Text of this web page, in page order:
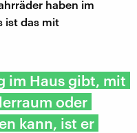
haben im
ist das mit
im Haus gibt, mit
oder
kann, ist er